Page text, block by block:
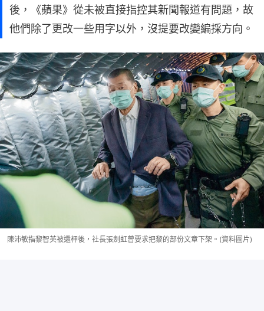
後，《蘋果》從未被直接指控其新聞報道有問題，故
他們除了更改一些用字以外，沒提要改變編採方向。
陳沛敏指黎智英被還柙後，社長張劍虹曾要求把黎的部份文章下架。(資料圖片)